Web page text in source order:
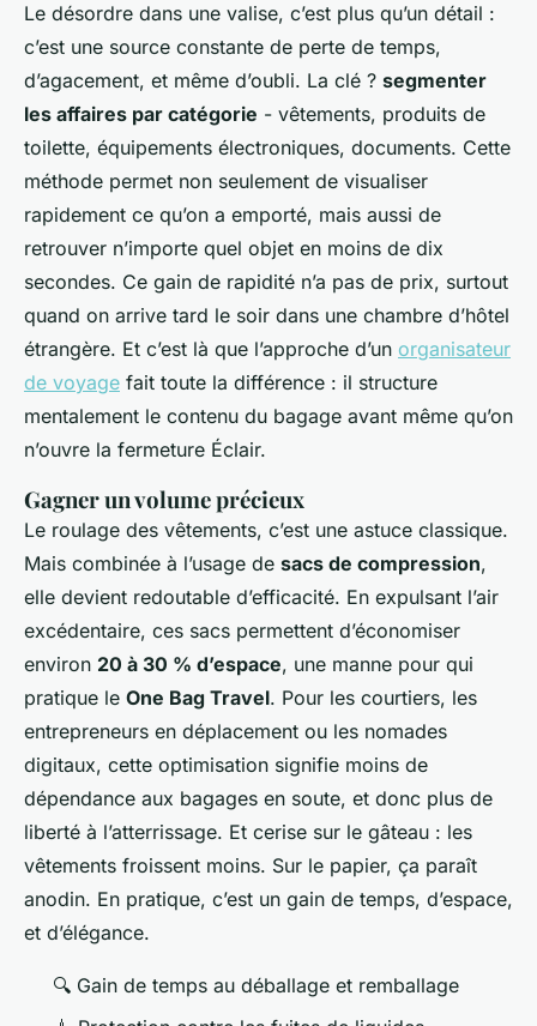
Le désordre dans une valise, c’est plus qu’un détail :
c’est une source constante de perte de temps,
d’agacement, et même d’oubli. La clé ? segmenter
les affaires par catégorie - vêtements, produits de
toilette, équipements électroniques, documents. Cette
méthode permet non seulement de visualiser
rapidement ce qu’on a emporté, mais aussi de
retrouver n’importe quel objet en moins de dix
secondes. Ce gain de rapidité n’a pas de prix, surtout
quand on arrive tard le soir dans une chambre d’hôtel
étrangère. Et c’est là que l’approche d’un organisateur
de voyage fait toute la différence : il structure
mentalement le contenu du bagage avant même qu’on
n’ouvre la fermeture Éclair.
Gagner un volume précieux
Le roulage des vêtements, c’est une astuce classique.
Mais combinée à l’usage de sacs de compression,
elle devient redoutable d’efficacité. En expulsant l’air
excédentaire, ces sacs permettent d’économiser
environ 20 à 30 % d’espace, une manne pour qui
pratique le One Bag Travel. Pour les courtiers, les
entrepreneurs en déplacement ou les nomades
digitaux, cette optimisation signifie moins de
dépendance aux bagages en soute, et donc plus de
liberté à l’atterrissage. Et cerise sur le gâteau : les
vêtements froissent moins. Sur le papier, ça paraît
anodin. En pratique, c’est un gain de temps, d’espace,
et d’élégance.
🔍 Gain de temps au déballage et remballage